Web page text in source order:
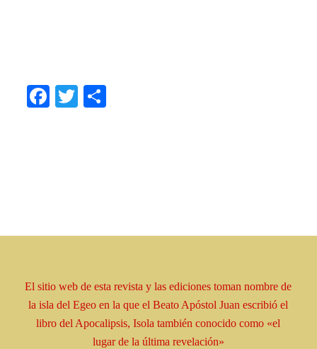
Facebook
Twitter
El sitio web de esta revista y las ediciones tomannombrede
la isla del Egeo en la que el Beato ApóstolJuan escribió el
librodel Apocalipsis, Isolatambién conocido como «el
lugar de la última revelación»